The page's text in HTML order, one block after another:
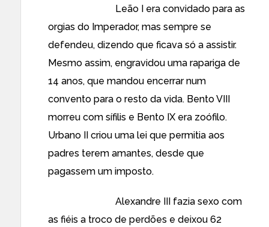
Leão I era convidado para as
orgias do Imperador, mas sempre se
defendeu, dizendo que ficava só a assistir.
Mesmo assim, engravidou uma rapariga de
14 anos, que mandou encerrar num
convento para o resto da vida. Bento VIII
morreu com sífilis e Bento IX era zoófilo.
Urbano II criou uma lei que permitia aos
padres terem amantes, desde que
pagassem um imposto.
Alexandre III fazia sexo com
as fiéis a troco de perdões e deixou 62